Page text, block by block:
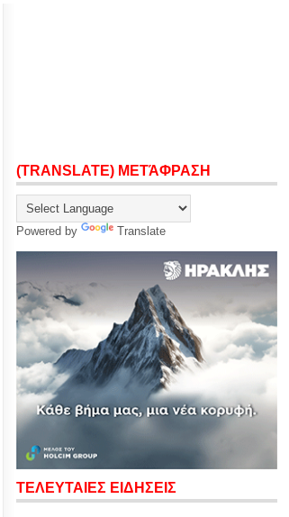
(TRANSLATE) ΜΕΤΆΦΡΑΣΗ
Powered by Translate
ΤΕΛΕΥΤΑΙΕΣ ΕΙΔΗΣΕΙΣ